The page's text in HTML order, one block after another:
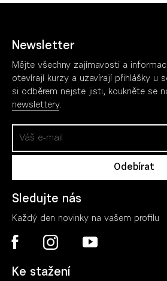
Newsletter
Mějte všechny zajímavosti a
otevírají kurzy a uzavírají přihlášky u
si odběrem nejste jisti, koukněte se
newslettery.
Sledujte nás
Každý den novinky na vašem profilu
Ke stažení